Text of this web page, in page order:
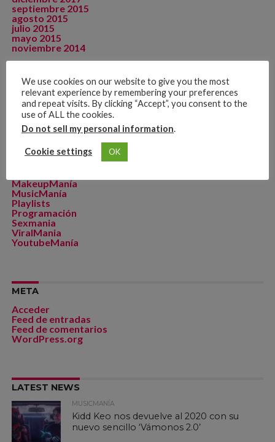
septiembre 2015
agosto 2015
julio 2015
mayo 2015
noviembre 2014
CATEGORÍAS
Artista de La Semana
CineManía
Dicomania TV
FitMania
MakeupManía
MusicManía
Playlists
Programación
Sexmania
ViralMania
YoutubeManía
META
Acceder
Feed de entradas
Feed de comentarios
WordPress.org
LATEST NEWS
MUSICMANÍA
Kidd Keo nos devuelve al 2020 con su
nuevo sencillo ‘Vámonos 2.0’
We use cookies on our website to give you the most
relevant experience by remembering your preferences
and repeat visits. By clicking “Accept”, you consent to the
use of ALL the cookies.
Do not sell my personal information.
Cookie settings OK